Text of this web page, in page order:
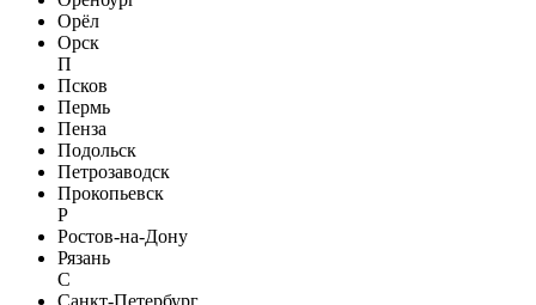
Орёл
Орск
П
Псков
Пермь
Пенза
Подольск
Петрозаводск
Прокопьевск
Р
Ростов-на-Дону
Рязань
С
Санкт-Петербург